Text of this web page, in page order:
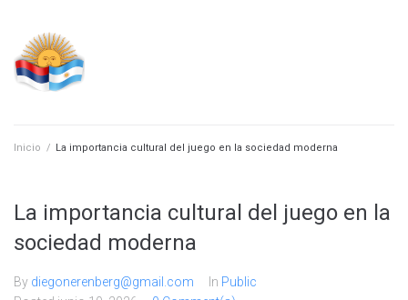
content
Inicio / La importancia cultural del juego en la sociedad moderna
La importancia cultural del juego en la
sociedad moderna
By diegonerenberg@gmail.com In Public